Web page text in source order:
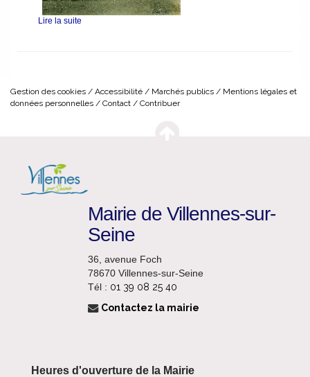
Lire la suite
Gestion des cookies Accessibilité Marchés publics
Mentions légales et
données personnelles
Contact Contribuer
Mairie de Villennes-sur-
Seine
36, avenue Foch
78670 Villennes-sur-Seine
Tél : 01 39 08 25 40
Contactez la mairie
Heures d'ouverture de la Mairie